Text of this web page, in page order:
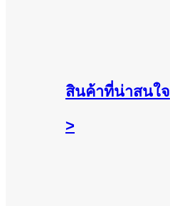
สินค้าที่น่าสนใจ
>